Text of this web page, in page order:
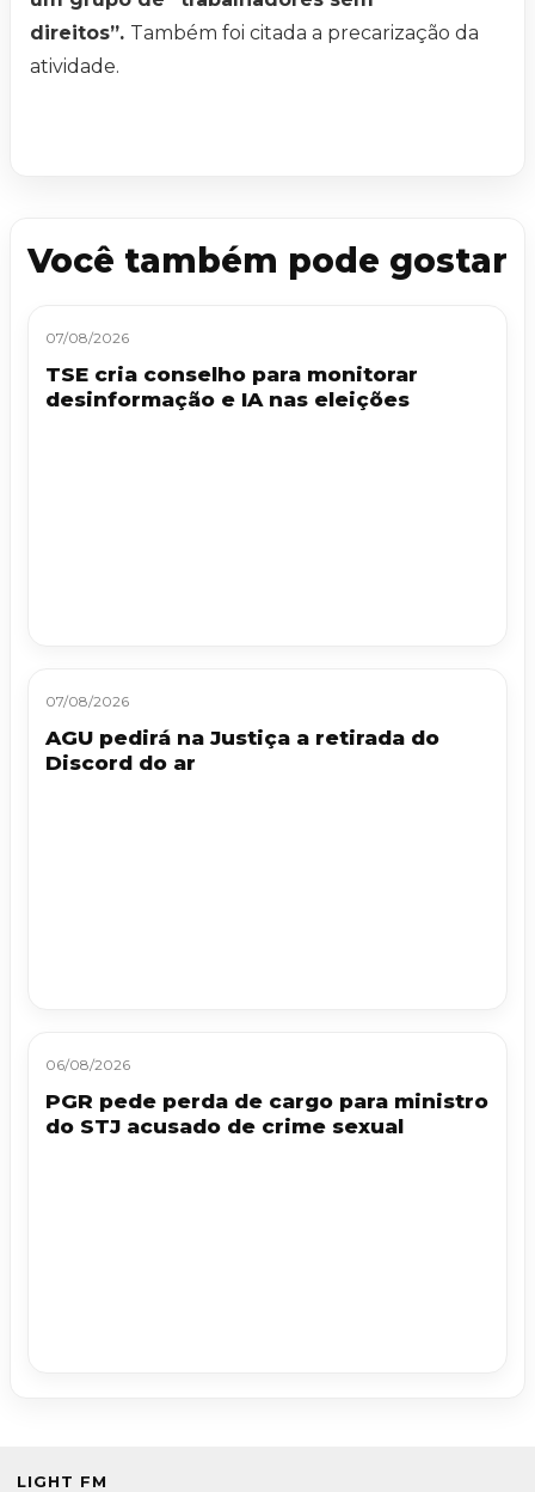
direitos”. Também foi citada a precarização da
atividade.
Você também pode gostar
07/08/2026
TSE cria conselho para monitorar
desinformação e IA nas eleições
07/08/2026
AGU pedirá na Justiça a retirada do
Discord do ar
06/08/2026
PGR pede perda de cargo para ministro
do STJ acusado de crime sexual
LIGHT FM